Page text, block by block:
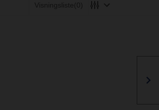
Visningsliste(0)